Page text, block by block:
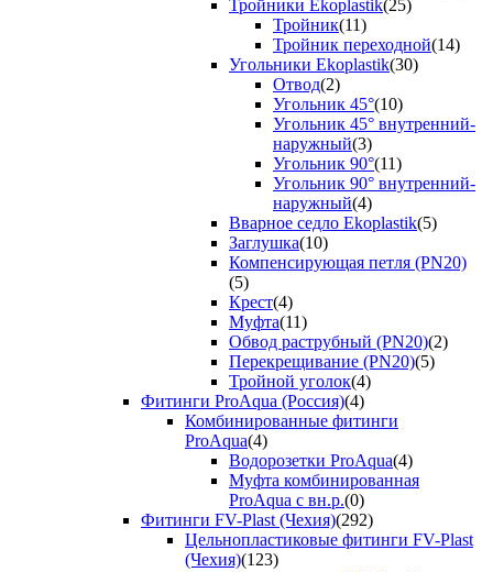
Тройники Ekoplastik(25)
Тройник(11)
Тройник переходной(14)
Угольники Ekoplastik(30)
Отвод(2)
Угольник 45°(10)
Угольник 45° внутренний-
наружный(3)
Угольник 90°(11)
Угольник 90° внутренний-
наружный(4)
Вварное седло Ekoplastik(5)
Заглушка(10)
Компенсирующая петля (PN20)
(5)
Крест(4)
Муфта(11)
Обвод раструбный (PN20)(2)
Перекрещивание (PN20)(5)
Тройной уголок(4)
Фитинги ProAqua (Россия)(4)
Комбинированные фитинги
ProAqua(4)
Водорозетки ProAqua(4)
Муфта комбинированная
ProAqua с вн.р.(0)
Фитинги FV-Plast (Чехия)(292)
Цельнопластиковые фитинги FV-Plast
(Чехия)(123)